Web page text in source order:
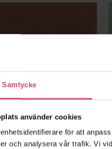
Samtycke
använder cookies
för att
och analysera vår trafik. Vi
Massivstensbruk M2,5 –
HELSINGÖR